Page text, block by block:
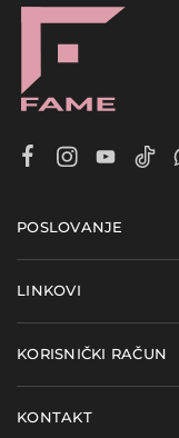
POSLOVANJE
LINKOVI
KORISNIČKI RAČUN
KONTAKT